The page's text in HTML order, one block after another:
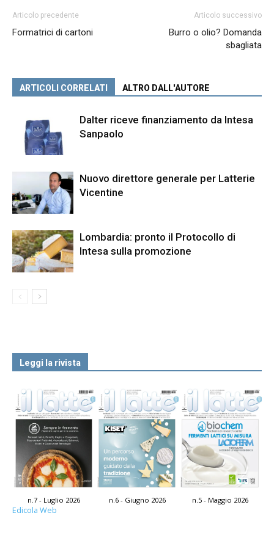
Articolo precedente
Formatrici di cartoni
Articolo successivo
Burro o olio? Domanda
sbagliata
ARTICOLI CORRELATI ALTRO DALL'AUTORE
Dalter riceve finanziamento da Intesa
Sanpaolo
Nuovo direttore generale per Latterie
Vicentine
Lombardia: pronto il Protocollo di
Intesa sulla promozione
Leggi la rivista
n.7 - Luglio 2026 n.6 - Giugno 2026 n.5 - Maggio 2026
Edicola Web